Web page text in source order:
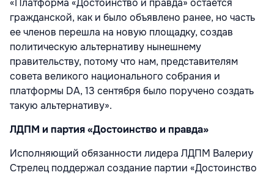
гражданской, как и было объявлено ранее, но часть
ее членов перешла на новую площадку, создав
политическую альтернативу нынешнему
правительству, потому что нам, представителям
совета великого национального собрания и
платформы DA, 13 сентября было поручено создать
такую альтернативу».
ЛДПМ и партия «Достоинство и правда»
Исполняющий обязанности лидера ЛДПМ Валериу
Стрелец поддержал создание партии «Достоинство